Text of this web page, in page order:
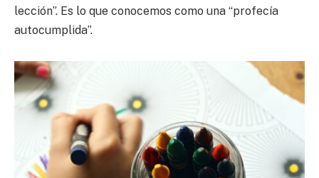
lección”. Es lo que conocemos como una “profecía
autocumplida”.